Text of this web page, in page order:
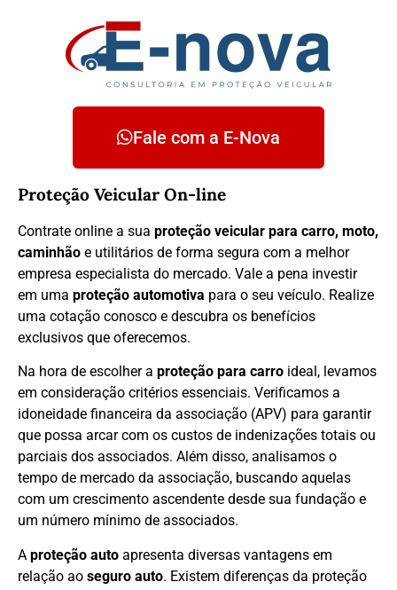
Fale com a E-Nova
Proteção Veicular On-line
Contrate online a sua proteção veicular para carro, moto,
caminhão e utilitários de forma segura com a melhor
empresa especialista do mercado. Vale a pena investir
em uma proteção automotiva para o seu veículo. Realize
uma cotação conosco e descubra os benefícios
exclusivos que oferecemos.
Na hora de escolher a proteção para carro ideal, levamos
em consideração critérios essenciais. Verificamos a
idoneidade financeira da associação (APV) para garantir
que possa arcar com os custos de indenizações totais ou
parciais dos associados. Além disso, analisamos o
tempo de mercado da associação, buscando aquelas
com um crescimento ascendente desde sua fundação e
um número mínimo de associados.
A proteção auto apresenta diversas vantagens em
relação ao seguro auto. Existem diferenças da proteção